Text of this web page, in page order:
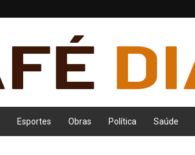
Esportes Obras Política Saúde